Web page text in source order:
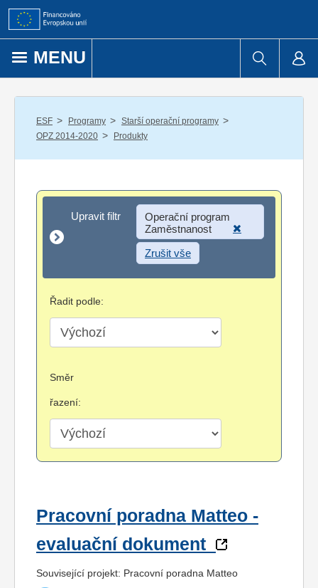
Přejít k obsahu
MENU
ESF / Programy / Starší operační programy /
OPZ 2014-2020 / Produkty
Upravit filtr
Upravit filtr
Operační program
Zaměstnanost
Zrušit vše
Řadit podle:
Směr
řazení:
Pracovní poradna Matteo -
evaluační dokument
Související projekt: Pracovní poradna Matteo